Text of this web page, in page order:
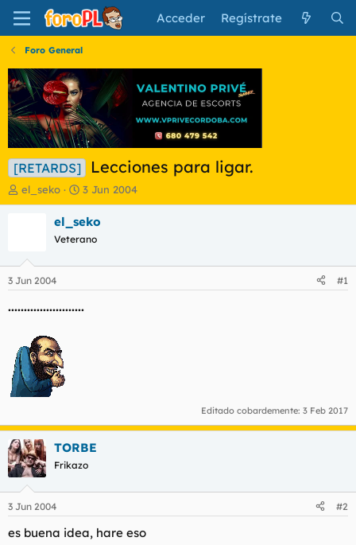
Acceder Regístrate
Foro General
[RETARDS] Lecciones para ligar.
I
n
a
o
l
t
e
m
el_seko
F
e
c
a
i
3 Jun 2004
el_seko
Veterano
3 Jun 2004 #1
........................
Editado cobardemente: 3 Feb 2017
TORBE
Frikazo
3 Jun 2004 #2
es buena idea, hare eso